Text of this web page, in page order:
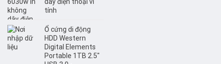
₫ 250.000.
dây điện thoại vi
tính
Ổ cứng di động
HDD Western
Digital Elements
Portable 1TB 2.5"